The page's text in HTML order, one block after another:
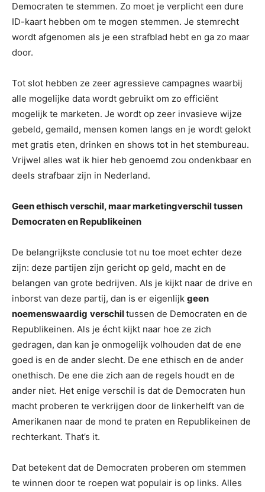
Democraten te stemmen. Zo moet je verplicht een dure
ID-kaart hebben om te mogen stemmen. Je stemrecht
wordt afgenomen als je een strafblad hebt en ga zo maar
door.
Tot slot hebben ze zeer agressieve campagnes waarbij
alle mogelijke data wordt gebruikt om zo efficiënt
mogelijk te marketen. Je wordt op zeer invasieve wijze
gebeld, gemaild, mensen komen langs en je wordt gelokt
met gratis eten, drinken en shows tot in het stembureau.
Vrijwel alles wat ik hier heb genoemd zou ondenkbaar en
deels strafbaar zijn in Nederland.
Geen ethisch verschil, maar marketingverschil tussen
Democraten en Republikeinen
De belangrijkste conclusie tot nu toe moet echter deze
zijn: deze partijen zijn gericht op geld, macht en de
belangen van grote bedrijven. Als je kijkt naar de drive en
inborst van deze partij, dan is er eigenlijk geen
noemenswaardig verschiltussen de Democraten en de
Republikeinen. Als je écht kijkt naar hoe ze zich
gedragen, dan kan je onmogelijk volhouden dat de ene
goed is en de ander slecht. De ene ethisch en de ander
onethisch. De ene die zich aan de regels houdt en de
ander niet. Het enige verschil is dat de Democraten hun
macht proberen te verkrijgen door de linkerhelft van de
Amerikanen naar de mond te praten en Republikeinen de
rechterkant. That’s it.
Dat betekent dat de Democraten proberen om stemmen
te winnen door te roepen wat populair is op links. Alles